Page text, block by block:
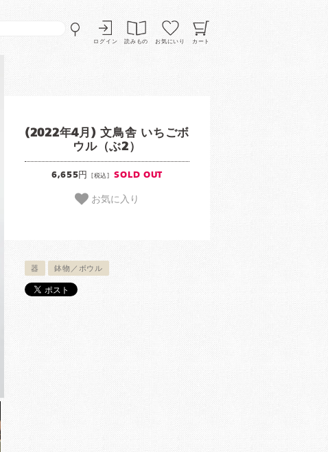
ログイン 読みもの お気にいり カート
(2022年4月) 文鳥舎 いちごボ
ウル（ぶ2）
6,655円 [税込] SOLD OUT
お気に入り
器 鉢物／ボウル